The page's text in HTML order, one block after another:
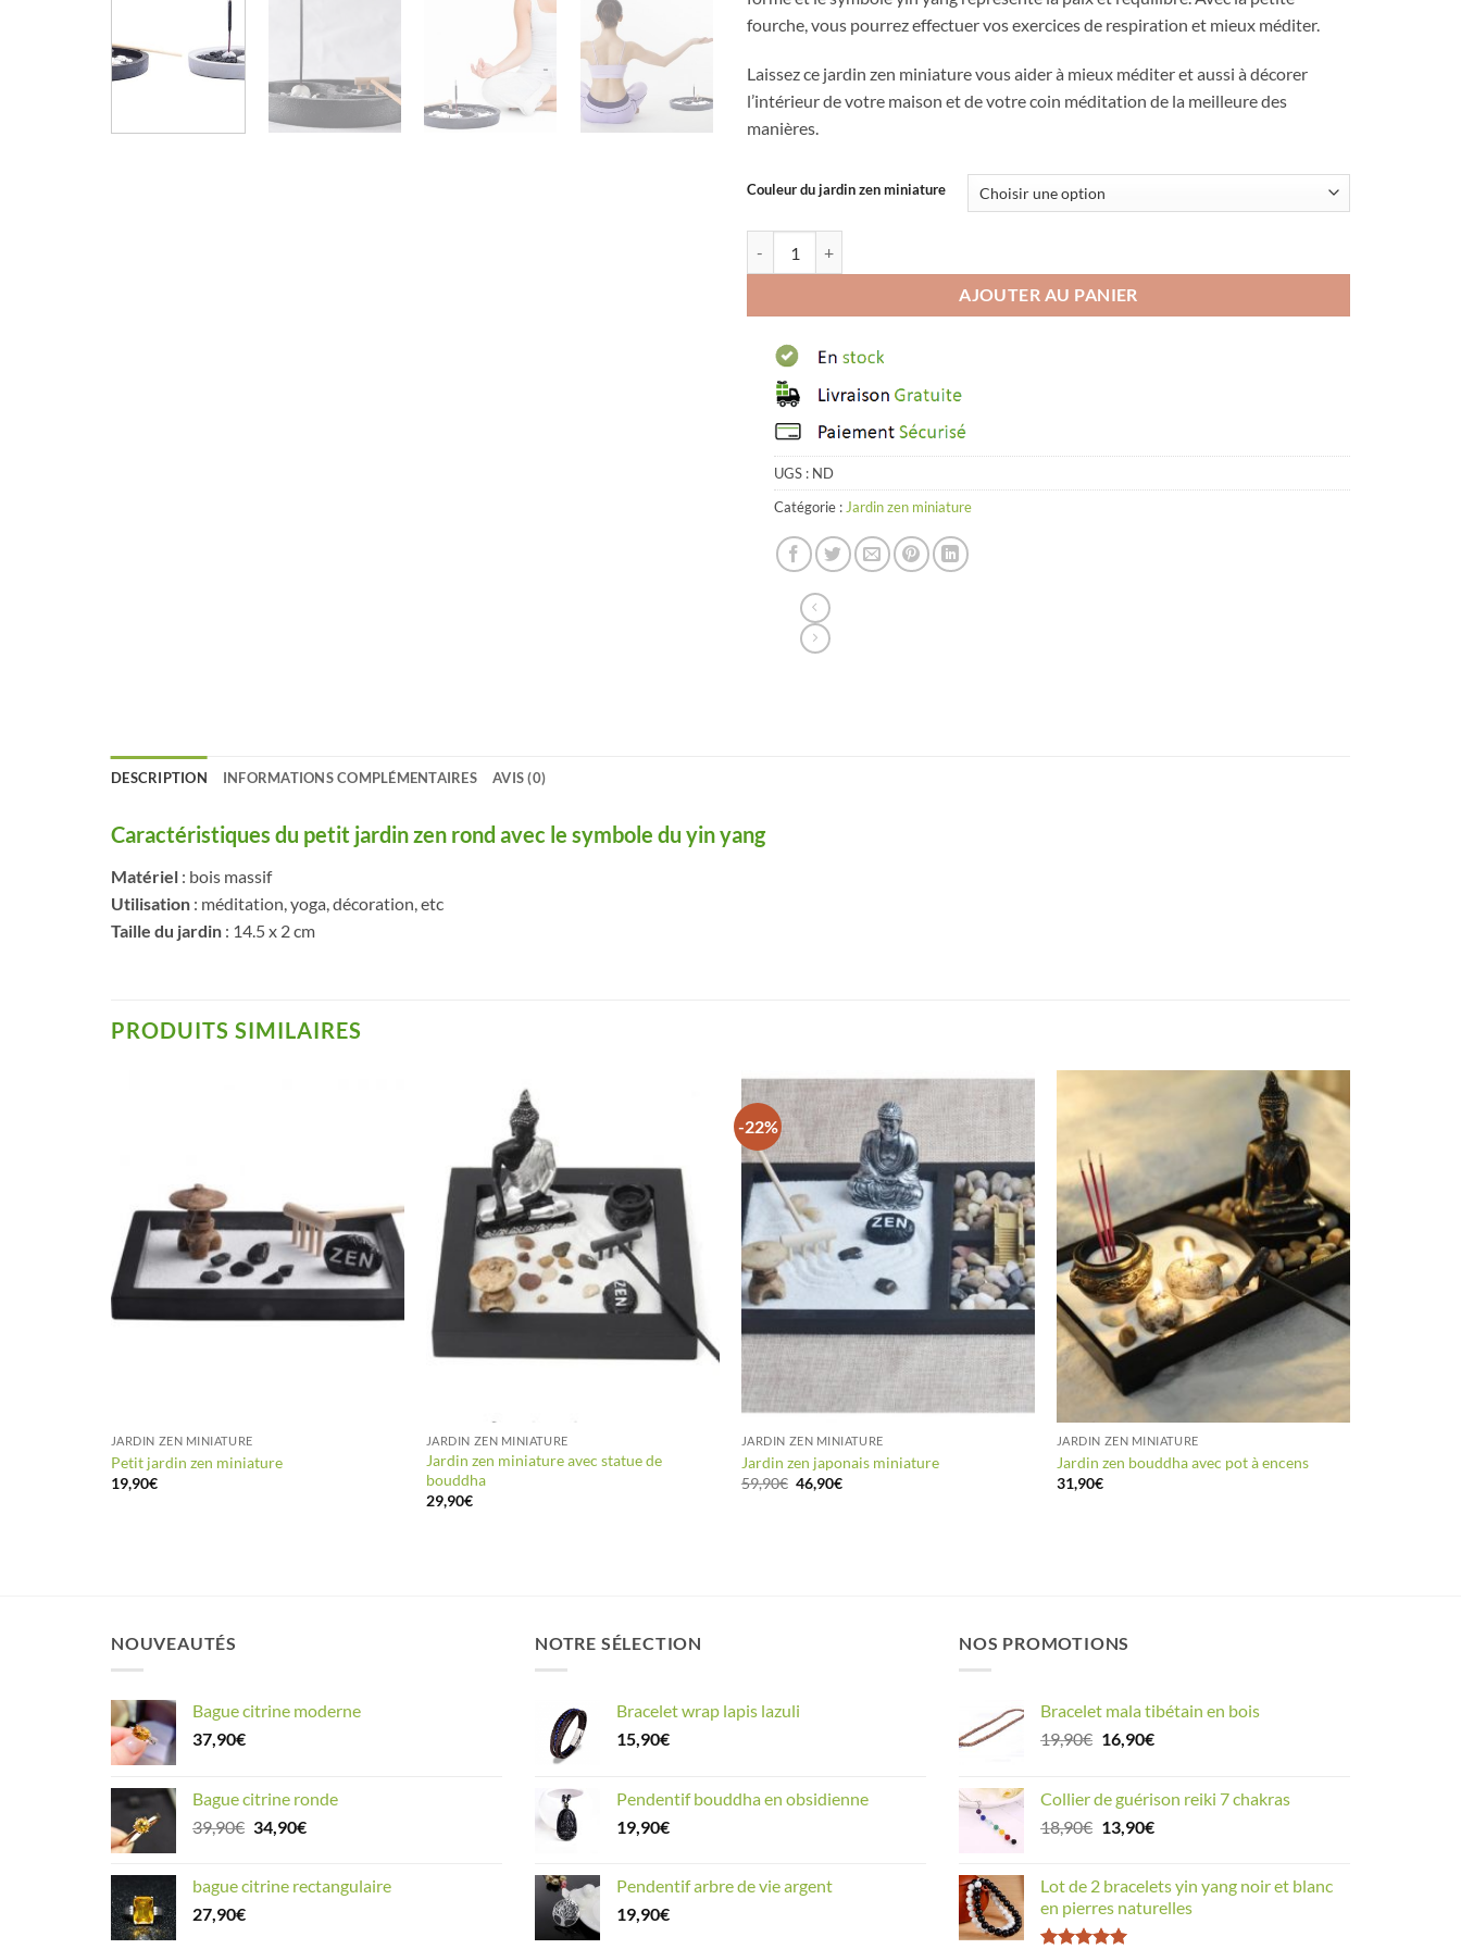
fourche, vous pourrez effectuer vos exercices de respiration et mieux méditer.
Laissez ce jardin zen miniature vous aider à mieux méditer et aussi à décorer
l’intérieur de votre maison et de votre coin méditation de la meilleure des
manières.
Couleur du jardin zen miniature
AJOUTER AU PANIER
UGS : ND
Catégorie : Jardin zen miniature
DESCRIPTION INFORMATIONS COMPLÉMENTAIRES AVIS (0)
Caractéristiques du petit jardin zen rond avec le symbole du yin yang
Matériel : bois massif
Utilisation : méditation, yoga, décoration, etc
Taille du jardin : 14.5 x 2 cm
PRODUITS SIMILAIRES
JARDIN ZEN MINIATURE
Petit jardin zen miniature
19,90€
JARDIN ZEN MINIATURE
Jardin zen miniature avec statue de
bouddha
29,90€
-22%
JARDIN ZEN MINIATURE
Jardin zen japonais miniature
59,90€ Le
prix
46,90€Le
JARDIN ZEN MINIATURE
Jardin zen bouddha avec pot à encens
31,90€
NOUVEAUTÉS
Bague citrine moderne
37,90€
Bague citrine ronde
39,90€ Le
était :
34,90€Le
est :
bague citrine rectangulaire
27,90€
NOTRE SÉLECTION
Bracelet wrap lapis lazuli
15,90€
Pendentif bouddha en obsidienne
19,90€
Pendentif arbre de vie argent
19,90€
NOS PROMOTIONS
Bracelet mala tibétain en bois
19,90€ Le
était :
19,90€.
16,90€Le
est :
16,90€.
Collier de guérison reiki 7 chakras
18,90€ Le
était :
18,90€.
13,90€Le
est :
13,90€.
Lot de 2 bracelets yin yang noir et blanc
en pierres naturelles